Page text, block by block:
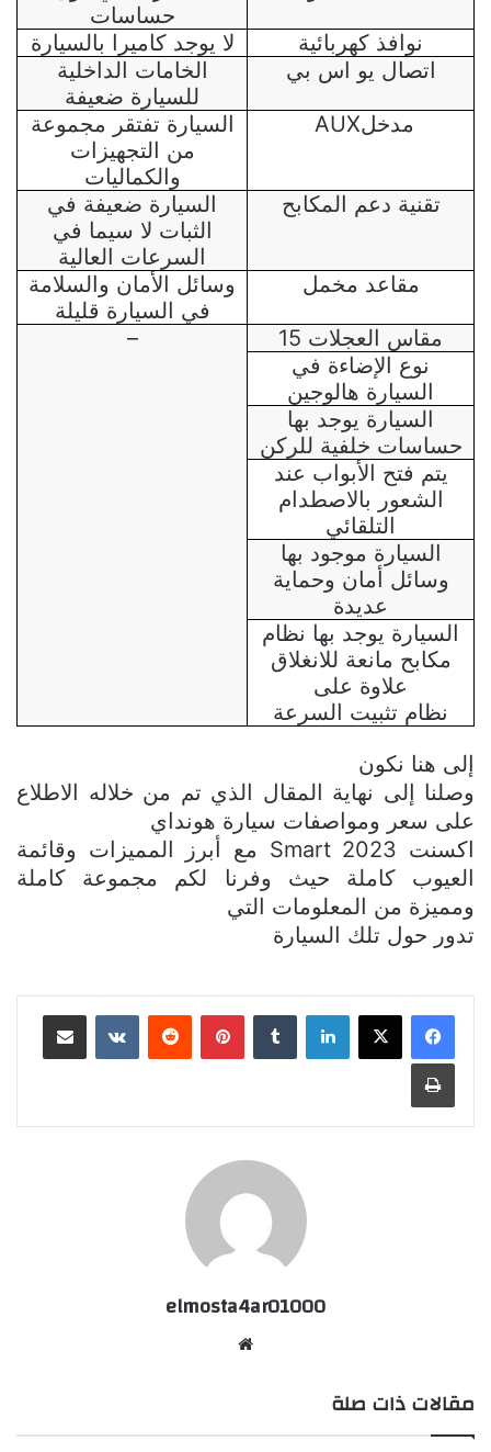
حساسات
نوافذ كهربائية
لا يوجد كاميرا بالسيارة
اتصال يو اس بي
الخامات الداخلية
للسيارة ضعيفة
مدخلAUX
السيارة تفتقر مجموعة
من التجهيزات
والكماليات
تقنية دعم المكابح
السيارة ضعيفة في
الثبات لا سيما في
السرعات العالية
مقاعد مخمل
وسائل الأمان والسلامة
في السيارة قليلة
مقاس العجلات 15
–
نوع الإضاءة في
السيارة هالوجين
السيارة يوجد بها
حساسات خلفية للركن
يتم فتح الأبواب عند
الشعور بالاصطدام
التلقائي
السيارة موجود بها
وسائل أمان وحماية
عديدة
السيارة يوجد بها نظام
مكابح مانعة للانغلاق
علاوة على
نظام تثبيت السرعة
إلى هنا نكون
وصلنا إلى نهاية المقال الذي تم من خلاله الاطلاع
على سعر ومواصفات سيارة هونداي
اكسنت Smart 2023 مع أبرز المميزات وقائمة
العيوب كاملة حيث وفرنا لكم مجموعة كاملة
ومميزة من المعلومات التي
تدور حول تلك السيارة
لينكدإن بينتيريست مشاركة عبر البريد
طباعة
elmosta4ar01000
مقالات ذات صلة